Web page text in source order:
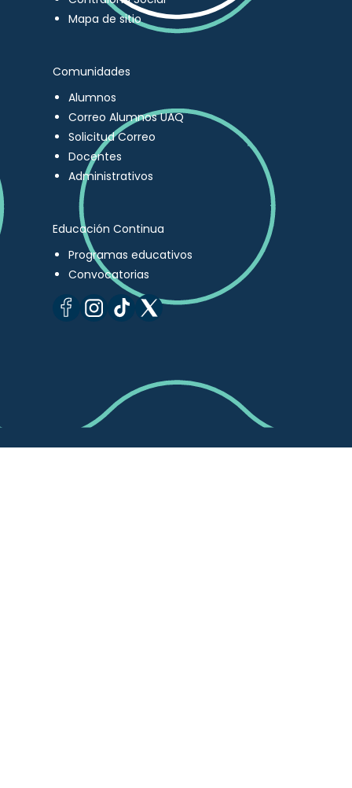
Mapa de sitio
Comunidades
Alumnos
Correo Alumnos UAQ
Solicitud Correo
Docentes
Administrativos
Educación Continua
Programas educativos
Convocatorias